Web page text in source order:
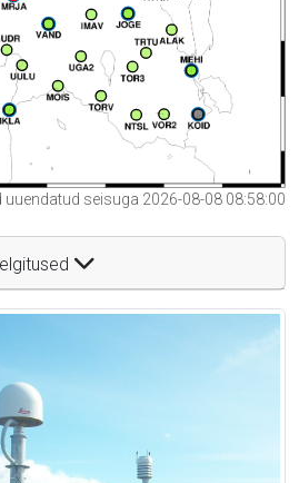
seisuga 2026-08-08 08:58:00